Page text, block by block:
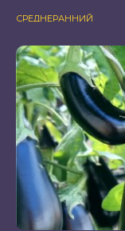
СРЕДНЕРАННИЙ